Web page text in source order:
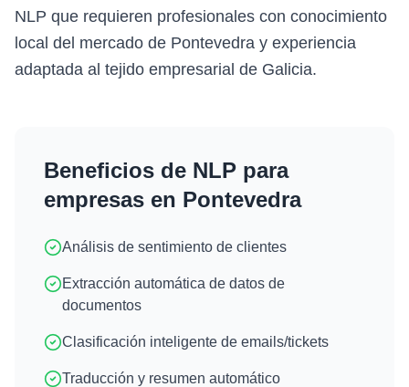
NLP que requieren profesionales con conocimiento
local del mercado de Pontevedra y experiencia
adaptada al tejido empresarial de Galicia.
Beneficios de NLP para
empresas en Pontevedra
Análisis de sentimiento de clientes
Extracción automática de datos de
documentos
Clasificación inteligente de emails/tickets
Traducción y resumen automático